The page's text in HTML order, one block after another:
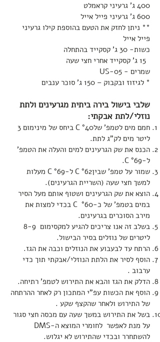
400 ג' גרעיני קראמלט
600 ג' גרעיני פייל אייל
** ניתן לחזק את הטעם בהוספת קילו גרעיני
פייל אייל
כשות- 30 ג' קסקייד בהתחלה
שמרים - US-05
* לגיזוז ובקבוק – 150 ג' סוכר ענבים
שלבי בישול בירה ביתית מגרעינים ולתת
נוזלי/לתת אבקתי:
חמם מים לטמפ' שלC °40 ביחס של מינימום 3
ליטר מים לק"ג לתת.
הכנס את שק הגרעינים למים והעלה את הטמפ'
ל-C °69.
שמור על טמפ' שביןC °62 ל-C °69 מעלות
למשך חצי שעה (השריית הגרעינים).
הוצא את שק הגרעינים ושטוף אותם מעל הסיר
במים בטמפ' של כ-C °60 בכדי למצות את
מירב הסוכרים בגרעינים.
בשלב זה אנו צריכים להגיע למקסימום 8-9
ליטרים של נוזלים בסיר הבישול.
הרתח עד לבעבוע את הנוזלים וכבה את הגז.
הוסף לסיר את הלתת הנוזלי/אבקתי תוך כדי
ערבוב .
הדלק את הגז והבא את התירוש לטמפ' רתיחה.
הוסף את הכשות עפ"י המתכון רק לאחר ההרתחה
של התירוש ולאחר שהקצף שקע .
בשל את התירוש במשך שעה עם מכסה חצי סגור
על מנת לאפשר לחומרי המוצא ה-DMS
להשתחרר ובכדי שהתירוש לא יגלוש.